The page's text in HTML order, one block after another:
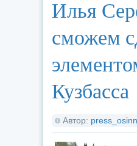
Илья
сможем
Кузбасса
Автор: